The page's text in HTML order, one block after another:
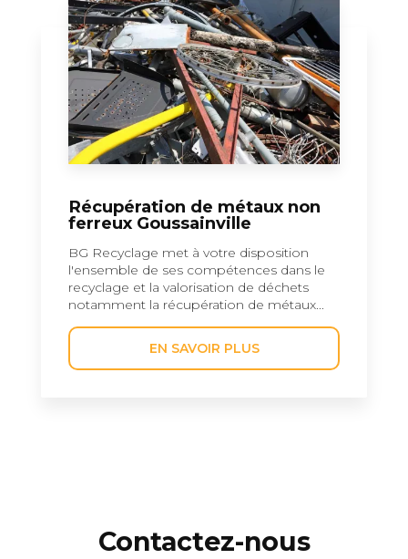
Récupération de métaux non
ferreux Goussainville
BG Recyclage met à votre disposition
l'ensemble de ses compétences dans le
recyclage et la valorisation de déchets
notamment la récupération de métaux...
EN SAVOIR PLUS
Contactez-nous